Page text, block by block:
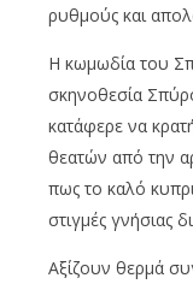
ρυθμούς και
Η κωμωδία του
σκηνοθεσία
κατάφερε να
θεατών από την
πως το καλό
στιγμές γνήσιας
Αξίζουν θερμά